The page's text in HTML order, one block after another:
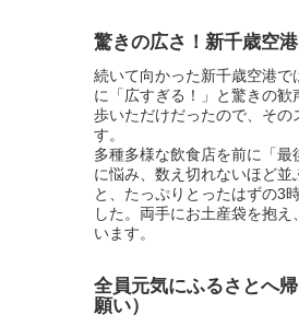
驚きの広さ！新千歳空
続いて向かった新千歳空港
に「広すぎる！」と驚きの
歩いただけだったので、そ
す。
多種多様な飲食店を前に「
に悩み、数え切れないほど
と、たっぷりとったはずの3
した。両手にお土産袋を抱
います。
全員元気にふるさとへ
願い）